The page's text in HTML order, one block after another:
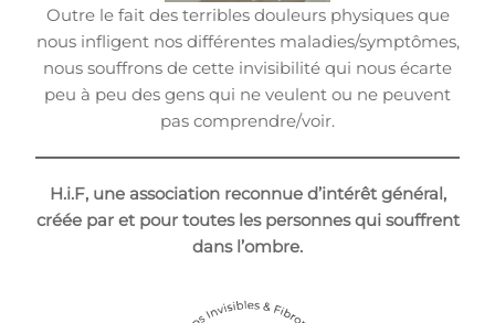
Outre le fait des terribles douleurs physiques que
nous infligent nos différentes maladies/symptômes,
nous souffrons de cette invisibilité qui nous écarte
peu à peu des gens qui ne veulent ou ne peuvent
pas comprendre/voir.
H.i.F, une association reconnue d’intérêt général,
créée par et pour toutes les personnes qui souffrent
dans l’ombre.